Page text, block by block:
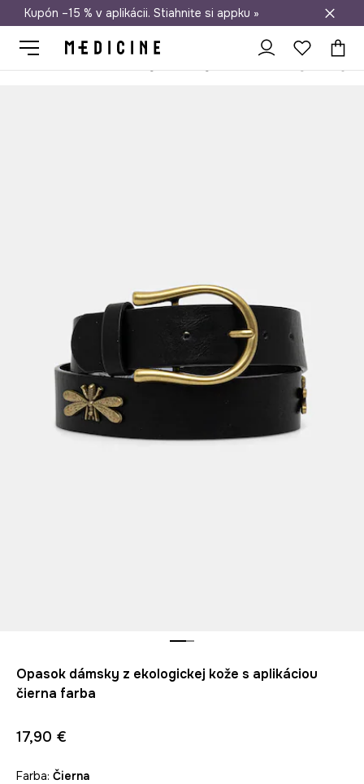
Doprava zadarmo od 50 €
Kupón –15 % v aplikácii. Stiahnite si appku »
Opasok dámsky z ekologickej kože s aplikáciou
čierna farba
17,90 €
Farba: čierna